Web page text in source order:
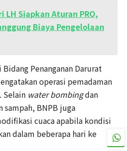
LH Siapkan Aturan PRO,
Biaya Pengelolaan
Penanganan Darurat
operasi pemadaman
Selain water bombingdan
BNPB juga
cuaca apabila kondisi
dalam beberapa hari ke